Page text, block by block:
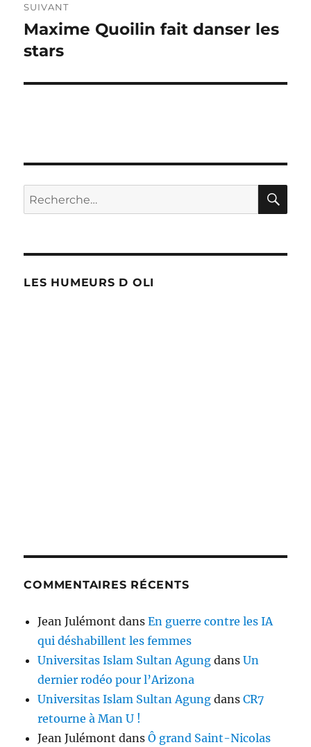
SUIVANT
Publication
suivante :
Maxime Quoilin fait danser les
stars
Recherche
pour :
LES HUMEURS D OLI
COMMENTAIRES RÉCENTS
Jean Julémont dansEn guerre contre les IA
qui déshabillent les femmes
Universitas Islam Sultan Agung dansUn
dernier rodéo pour l’Arizona
Universitas Islam Sultan Agung dansCR7
retourne à Man U !
Jean Julémont dansÔ grand Saint-Nicolas